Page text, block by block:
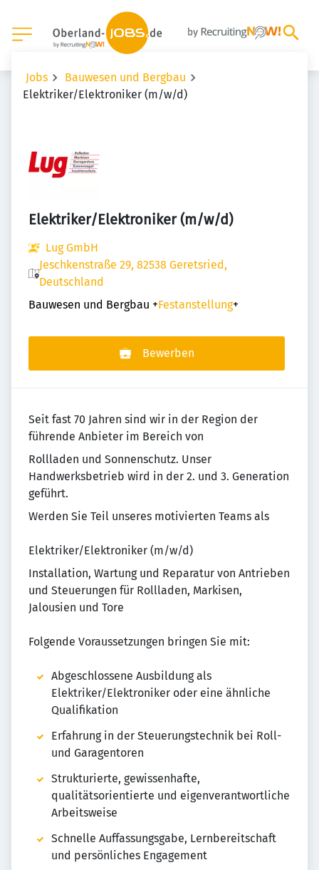
Jobs
Bauwesen und Bergbau
Elektriker/Elektroniker (m/w/d)
Elektriker/Elektroniker (m/w/d)
Lug GmbH
Jeschkenstraße 29, 82538 Geretsried,
Deutschland
Bauwesen und Bergbau +Festanstellung+
Bewerben
Seit fast 70 Jahren sind wir in der Region der
führende Anbieter im Bereich von
Rollladen und Sonnenschutz. Unser
Handwerksbetrieb wird in der 2. und 3. Generation
geführt.
Werden Sie Teil unseres motivierten Teams als
Elektriker/Elektroniker (m/w/d)
Installation, Wartung und Reparatur von Antrieben
und Steuerungen für Rollladen, Markisen,
Jalousien und Tore
Folgende Voraussetzungen bringen Sie mit:
Abgeschlossene Ausbildung als
Elektriker/Elektroniker oder eine ähnliche
Qualifikation
Erfahrung in der Steuerungstechnik bei Roll-
und Garagentoren
Strukturierte, gewissenhafte,
qualitätsorientierte und eigenverantwortliche
Arbeitsweise
Schnelle Auffassungsgabe, Lernbereitschaft
und persönliches Engagement